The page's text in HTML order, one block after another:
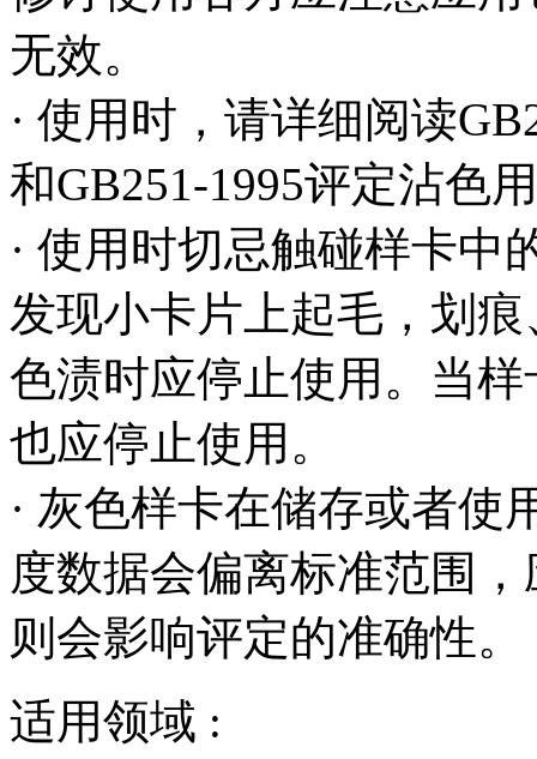
无效。
· 使用时，请详细阅读
和GB251-1995评定沾色
· 使用时切忌触碰样卡中
发现小卡片上起毛，划
色渍时应停止使用。当
也应停止使用。
· 灰色样卡在储存或者使
度数据会偏离标准范围
则会影响评定的准确性。
适用领域 :